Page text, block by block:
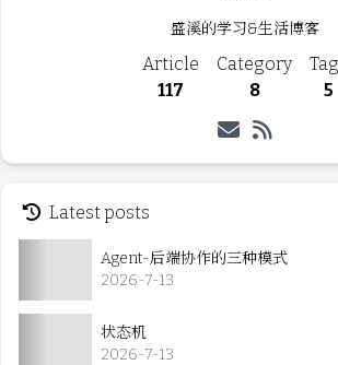
盛溪的学习&生活博客
Article
117
Category
8
5
Latest posts
Agent-后端协作的三种模式
2026-7-13
状态机
2026-7-13